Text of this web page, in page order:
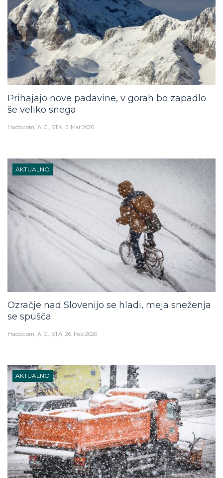
Prihajajo nove padavine, v gorah bo zapadlo
še veliko snega
Hudo.com A. G., STA 5. Mar 2020
AKTUALNO
Ozračje nad Slovenijo se hladi, meja sneženja
se spušča
Hudo.com A. G., STA 26. Feb 2020
AKTUALNO